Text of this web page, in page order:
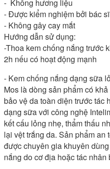
-  Không hương liệu
- Được kiểm nghiệm bởi bác
- Không gây cay mắt
Hướng dẫn sử dụng:
-Thoa kem chống nắng trước
2h nếu có hoạt động mạnh
- Kem chống nắng dạng sữa
Mos là dòng sản phẩm có
bảo vệ da toàn diện trước tác
dạng sữa với công nghệ
kết cấu lỏng nhẹ, thẩm thấu
lại vệt trắng da. Sản phẩm
được chuyên gia khuyên
nắng do cơ địa hoặc tác nhân